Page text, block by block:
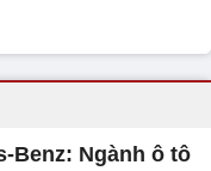
Benz: Ngành ô tô